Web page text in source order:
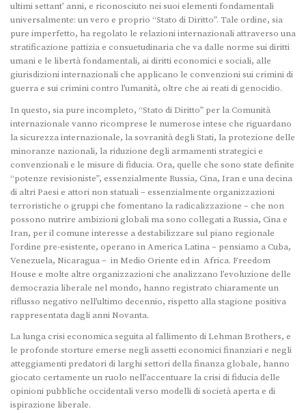
ultimi settant’ anni, e riconosciuto nei suoi elementi fondamentali
universalmente: un vero e proprio “Stato di Diritto”. Tale ordine, sia
pure imperfetto, ha regolato le relazioni internazionali attraverso una
stratificazione pattizia e consuetudinaria che va dalle norme sui diritti
umani e le libertà fondamentali, ai diritti economici e sociali, alle
giurisdizioni internazionali che applicano le convenzioni sui crimini di
guerra e sui crimini contro l’umanità, oltre che ai reati di genocidio.
In questo, sia pure incompleto, “Stato di Diritto” per la Comunità
internazionale vanno ricomprese le numerose intese che riguardano
la sicurezza internazionale, la sovranità degli Stati, la protezione delle
minoranze nazionali, la riduzione degli armamenti strategici e
convenzionali e le misure di fiducia. Ora, quelle che sono state definite
“potenze revisioniste”, essenzialmente Russia, Cina, Iran e una decina
di altri Paesi e attori non statuali – essenzialmente organizzazioni
terroristiche o gruppi che fomentano la radicalizzazione – che non
possono nutrire ambizioni globali ma sono collegati a Russia, Cina e
Iran, per il comune interesse a destabilizzare sul piano regionale
l’ordine pre-esistente, operano in America Latina – pensiamo a Cuba,
Venezuela, Nicaragua – in Medio Oriente ed in Africa. Freedom
House e molte altre organizzazioni che analizzano l’evoluzione delle
democrazia liberale nel mondo, hanno registrato chiaramente un
riflusso negativo nell’ultimo decennio, rispetto alla stagione positiva
rappresentata dagli anni Novanta.
La lunga crisi economica seguita al fallimento di Lehman Brothers, e
le profonde storture emerse negli assetti economici finanziari e negli
atteggiamenti predatori di larghi settori della finanza globale, hanno
giocato certamente un ruolo nell’accentuare la crisi di fiducia delle
opinioni pubbliche occidentali verso modelli di società aperta e di
ispirazione liberale.